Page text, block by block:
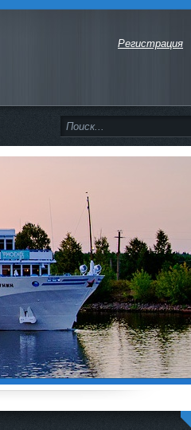
Регистрация